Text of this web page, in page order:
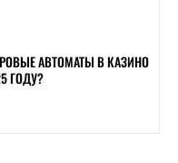
АВТОМАТЫ В КАЗИНО
ГОДУ?